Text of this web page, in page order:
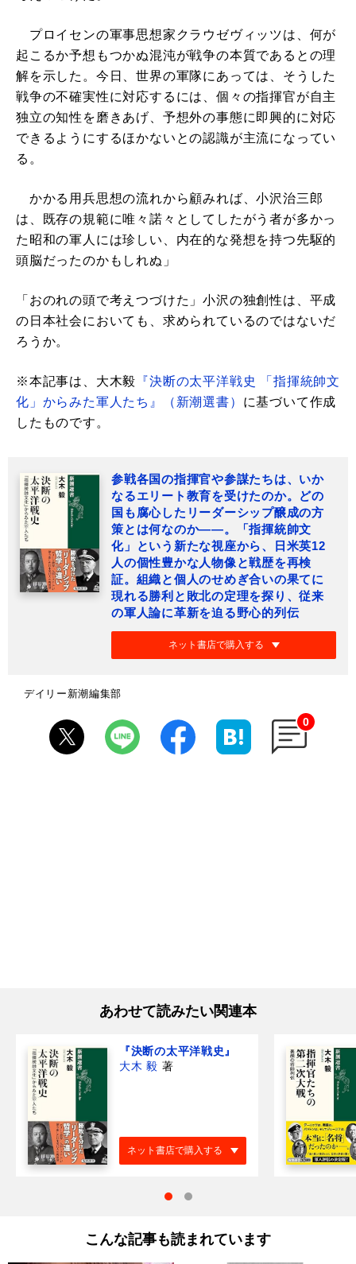
プロイセンの軍事思想家クラウゼヴィッツは、何が
起こるか予想もつかぬ混沌が戦争の本質であるとの理
解を示した。今日、世界の軍隊にあっては、そうした
戦争の不確実性に対応するには、個々の指揮官が自主
独立の知性を磨きあげ、予想外の事態に即興的に対応
できるようにするほかないとの認識が主流になってい
る。
かかる用兵思想の流れから顧みれば、小沢治三郎
は、既存の規範に唯々諾々としてしたがう者が多かっ
た昭和の軍人には珍しい、内在的な発想を持つ先駆的
頭脳だったのかもしれぬ」
「おのれの頭で考えつづけた」小沢の独創性は、平成
の日本社会においても、求められているのではないだ
ろうか。
※本記事は、大木毅 『決断の太平洋戦史 「指揮統帥文
化」からみた軍人たち』（新潮選書） に基づいて作成
したものです。
参戦各国の指揮官や参謀たちは、いか
なるエリート教育を受けたのか。どの
国も腐心したリーダーシップ醸成の方
策とは何なのか――。「指揮統帥文
化」という新たな視座から、日米英12
人の個性豊かな人物像と戦歴を再検
証。組織と個人のせめぎ合いの果てに
現れる勝利と敗北の定理を探り、従来
の軍人論に革新を迫る野心的列伝
ネット書店で購入する
デイリー新潮編集部
0
あわせて読みたい関連本
『決断の太平洋戦史』
大木 毅 著
ネット書店で購入する
こんな記事も読まれています